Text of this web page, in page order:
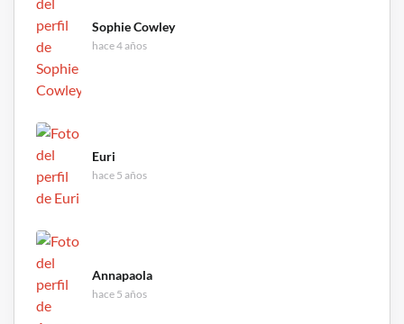
Sophie Cowley
hace 4 años
Euri
hace 5 años
Annapaola
hace 5 años